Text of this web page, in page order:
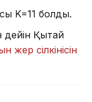
K=11 болды.
дейін Қытай
жер сілкінісін